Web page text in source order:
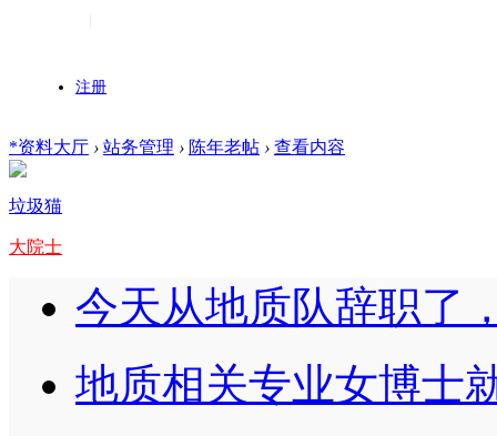
注册
*资料大厅 › 站务管理 › 陈年老帖 › 查看内容
垃圾猫
大院士
今天从地质队辞职了
地质相关专业女博士